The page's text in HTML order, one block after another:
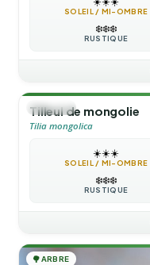
SOLEIL / MI-OMBRE
❄️❄️❄️
RUSTIQUE
🌳ARBRE
Tilleul de mongolie
Tilia mongolica
☀️☀️☀️
SOLEIL / MI-OMBRE
❄️❄️❄️
RUSTIQUE
🌳ARBRE